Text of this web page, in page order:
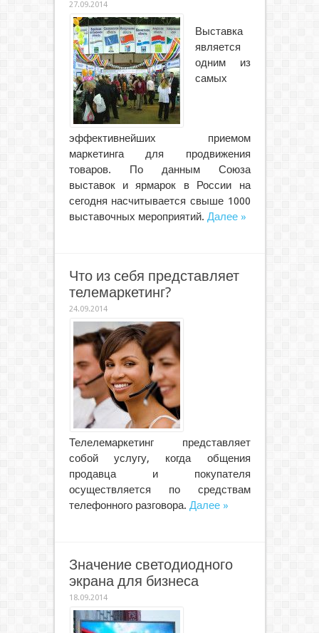
27.09.2014
Выставка
является
одним из
самых
эффективнейших приемом
маркетинга для продвижения
товаров. По данным Союза
выставок и ярмарок в России на
сегодня насчитывается свыше 1000
выставочных мероприятий. Далее »
Что из себя представляет
телемаркетинг?
24.09.2014
Телелемаркетинг представляет
собой услугу, когда общения
продавца и покупателя
осуществляется по средствам
телефонного разговора. Далее »
Значение светодиодного
экрана для бизнеса
18.09.2014